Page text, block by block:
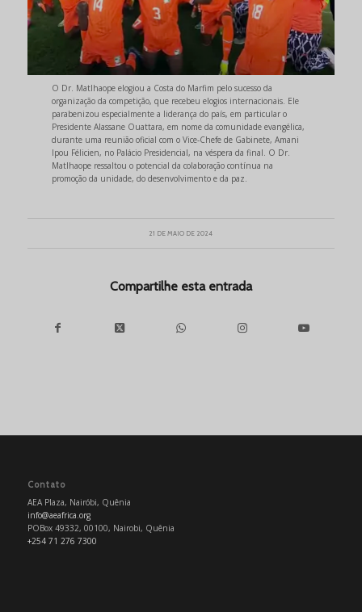
O Dr. Matlhaope elogiou a Costa do Marfim pelo sucesso da
organização da competição, que recebeu elogios internacionais. Ele
parabenizou especialmente a liderança do país, em particular o
Presidente Alassane Ouattara, em nome da comunidade evangélica,
durante uma reunião oficial com o Vice-Chefe de Gabinete, Amani
Ipou Félicien, no Palácio Presidencial, na véspera da final. O Dr.
Matlhaope ressaltou o potencial da colaboração contínua na
promoção da unidade, do desenvolvimento e da paz.
21 DE MAIO DE 2024
Compartilhe esta entrada
Contato
AEA Plaza, Nairóbi, Quênia
info@aeafrica.org
POBox 49332, 00100, Nairobi, Quênia
+254 71 276 7300